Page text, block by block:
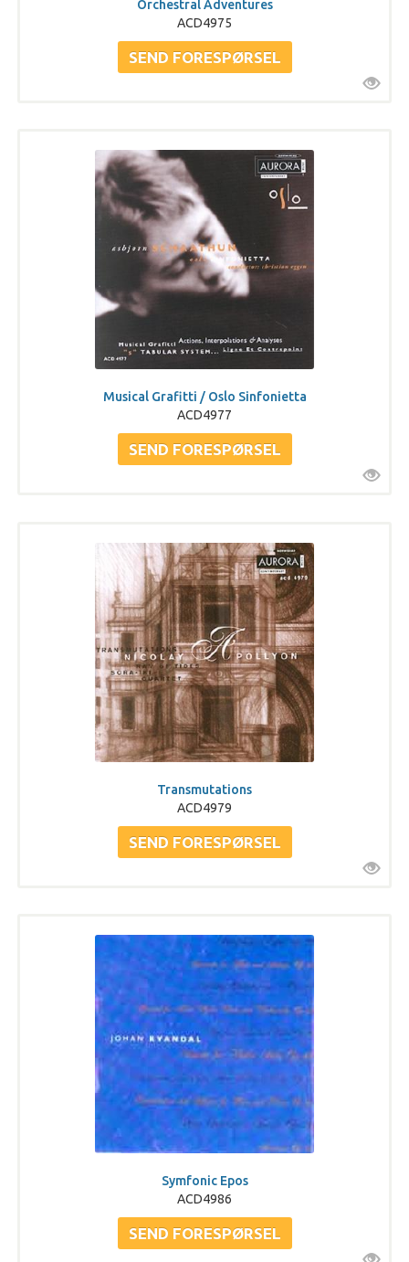
Orchestral Adventures
ACD4975
Musical Grafitti / Oslo Sinfonietta
ACD4977
Transmutations
ACD4979
Symfonic Epos
ACD4986